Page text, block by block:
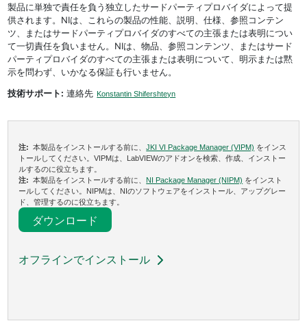
製品に単独で責任を負う独立したサードパーティプロバイダによって提
供されます。NIは、これらの製品の性能、説明、仕様、参照コンテン
ツ、またはサードパーティプロバイダのすべての主張または表明につい
て一切責任を負いません。NIは、物品、参照コンテンツ、またはサード
パーティプロバイダのすべての主張または表明について、明示または黙
示を問わず、いかなる保証も行いません。
技術サポート: 連絡先 Konstantin Shifershteyn
注:本製品をインストールする前に、JKI VI Package Manager (VIPM) をインス
トールしてください。VIPMは、LabVIEWのアドオンを検索、作成、インストー
ルするのに役立ちます。
注:本製品をインストールする前に、 NI Package Manager (NIPM) をインスト
ールしてください。NIPMは、NIのソフトウェアをインストール、アップグレー
ド、管理するのに役立ちます。
ダウンロード
オフラインでインストール